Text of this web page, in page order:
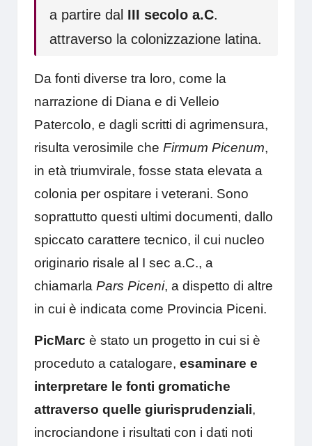
a partire dal III secolo a.C.
attraverso la colonizzazione latina.
Da fonti diverse tra loro, come la
narrazione di Diana e di Velleio
Patercolo, e dagli scritti di agrimensura,
risulta verosimile che Firmum Picenum,
in età triumvirale, fosse stata elevata a
colonia per ospitare i veterani. Sono
soprattutto questi ultimi documenti, dallo
spiccato carattere tecnico, il cui nucleo
originario risale al I sec a.C., a
chiamarla Pars Piceni, a dispetto di altre
in cui è indicata come Provincia Piceni.
PicMarc è stato un progetto in cui si è
proceduto a catalogare, esaminare e
interpretare le fonti gromatiche
attraverso quelle giurisprudenziali,
incrociandone i risultati con i dati noti